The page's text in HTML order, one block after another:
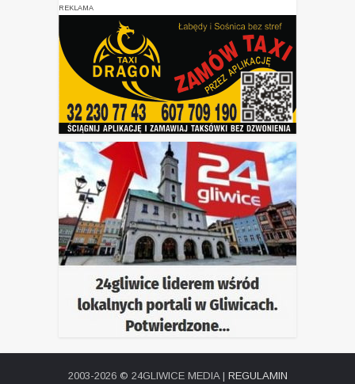
REKLAMA
2003-2026 © 24GLIWICE MEDIA | REGULAMIN